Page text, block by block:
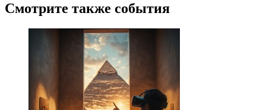
Смотрите также события